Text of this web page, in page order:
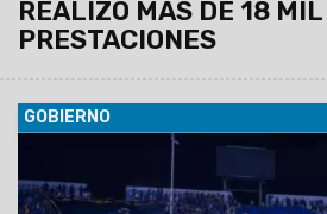
REALIZÓ MÁS DE 18 MIL
PRESTACIONES
GOBIERNO
Las interesadas
manera presencial a las boleterías del
de 8.30 a 11. El miércoles los